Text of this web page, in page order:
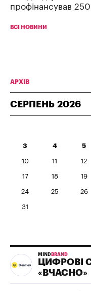
профінансував
ВСІ НОВИНИ
АРХІВ
СЕРПЕНЬ 2026
3 4 5
10 11 12
17 18 19
24 25 26
31
MIND BRAND
ЦИФРОВІ
«ВЧАСНО»